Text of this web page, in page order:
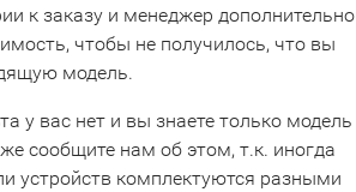
к заказу и менеджер дополнительно
чтобы не получилось, что вы
модель.
у вас нет и вы знаете только модель
сообщите нам об этом, т.к. иногда
устройств комплектуются разными